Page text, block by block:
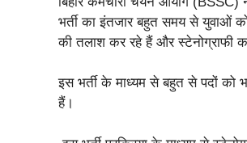
भर्ती का इंतजार बहुत समय से युवाओं
की तलाश कर रहे हैं और स्टेनोग्राफी
इस भर्ती के माध्यम से बहुत से पदों को
हैं।